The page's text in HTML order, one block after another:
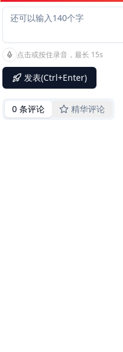
点击或按住录音，最长 15s
发表(Ctrl+Enter)
0 条评论 精华评论